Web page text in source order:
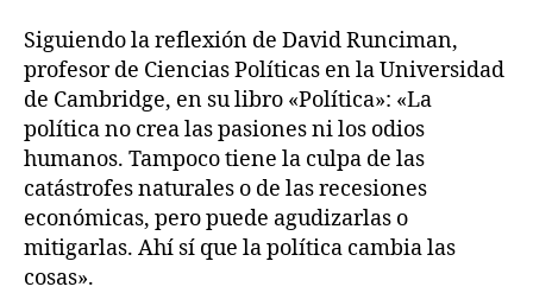
Siguiendo la reflexión de David Runciman,
profesor de Ciencias Políticas en la Universidad
de Cambridge, en su libro «Política»: «La
política no crea las pasiones ni los odios
humanos. Tampoco tiene la culpa de las
catástrofes naturales o de las recesiones
económicas, pero puede agudizarlas o
mitigarlas. Ahí sí que la política cambia las
cosas».